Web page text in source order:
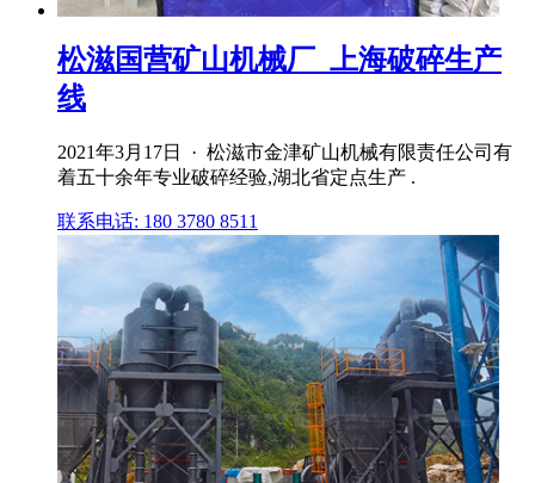
松滋国营矿山机械厂_上海破碎生产
线
2021年3月17日 · 松滋市金津矿山机械有限责任公司有
着五十余年专业破碎经验,湖北省定点生产 .
联系电话: 180 3780 8511